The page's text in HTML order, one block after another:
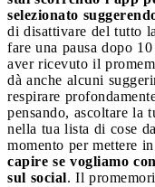
selezionato
di disattivare del tutto
fare una pausa dopo
aver ricevuto il
dà anche alcuni
respirare
pensando, ascoltare la
nella tua lista di cose
momento per mettere
capire se vogliamo
sul social. Il